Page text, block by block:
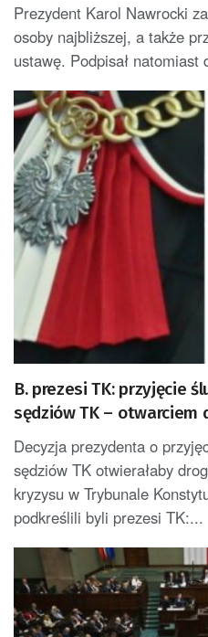
Prezydent Karol Nawrocki
osoby najbliższej, a także
ustawę. Podpisał
B. prezesi TK: przyjęcie
sędziów TK – otwarciem
kryzysu w Trybunale
Decyzja prezydenta o
sędziów TK otwierałaby
kryzysu w Trybunale
podkreślili byli prezesi TK:...